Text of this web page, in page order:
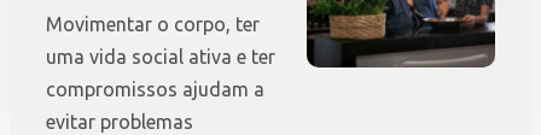
Movimentar o corpo, ter
uma vida social ativa e ter
compromissos ajudam a
evitar problemas